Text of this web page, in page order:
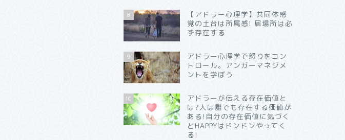
8
【アドラー心理学】共同体感
覚の土台は所属感! 居場所は必
ず存在する
9
アドラー心理学で怒りをコン
トロール。アンガーマネジメ
ントを学ぼう
10
アドラーが伝える存在価値と
は?人は誰でも存在する価値が
ある!自分の存在価値に気づく
とHAPPYはドンドンやってく
る!